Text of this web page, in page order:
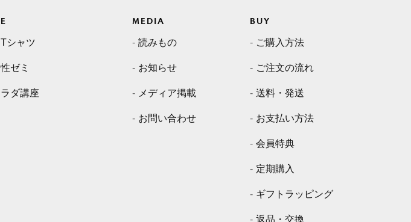
シャツ
ゼミ
ダ講座
MEDIA
読みもの
お知らせ
メディア掲載
お問い合わせ
BUY
ご購入方法
ご注文の流れ
送料・発送
お支払い方法
会員特典
定期購入
ギフトラッピング
返品・交換